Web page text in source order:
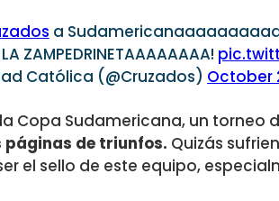
a
ZAMPEDRINETAAAAAAAA!
Católica (@Cruzados) October
Copa Sudamericana, un torneo
de triunfos. Quizás
el sello de este equipo,